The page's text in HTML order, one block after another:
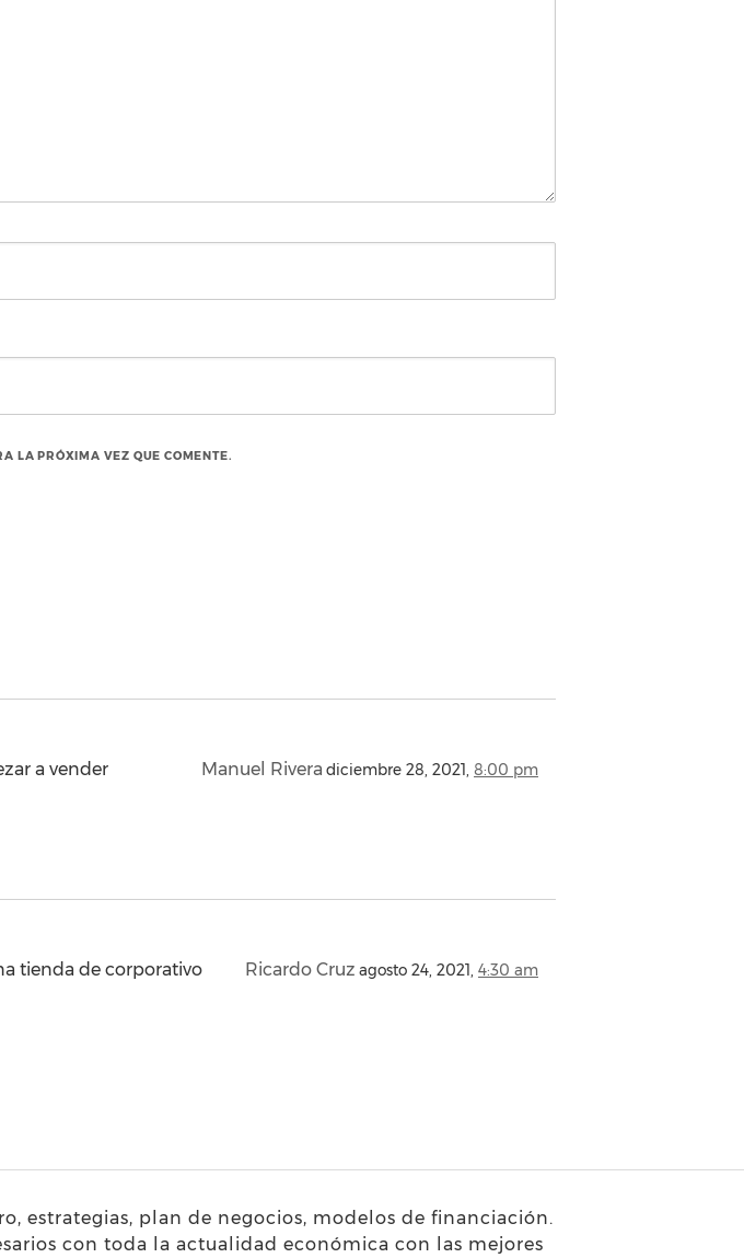
LA PRÓXIMA VEZ QUE COMENTE.
Manuel Rivera diciembre 28, 2021, 8:00 pm
a vender
Ricardo Cruz agosto 24, 2021, 4:30 am
tienda de corporativo
estrategias, plan de negocios, modelos de financiación.
con toda la actualidad económica con las mejores